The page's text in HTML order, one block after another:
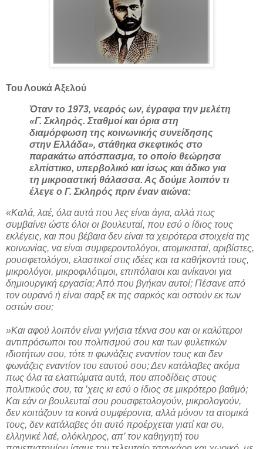
Του Λουκά Αξελού
Όταν το 1973, νεαρός ων, έγραφα την μελέτη
«Γ. Σκληρός. Σταθμοί και όρια στη
διαμόρφωση της κοινωνικής συνείδησης
στην Ελλάδα», στάθηκα σκεφτικός στο
παρακάτω απόσπασμα, το οποίο θεώρησα
ελιτίστικο, υπερβολικό και ίσως και άδικο για
τη μικροαστική θάλασσα. Ας δούμε λοιπόν τι
έλεγε ο Γ. Σκληρός πριν έναν αιώνα:
«Καλά, λαέ, όλα αυτά που λες είναι άγια, αλλά πως
συμβαίνει ώστε όλοι οι βουλευταί, που εσύ ο ίδιος τους
εκλέγεις, και που βέβαια δεν είναι τα χειρότερα στοιχεία της
κοινωνίας, να είναι συμφεροντολόγοι, ατομικισταί, αριβίστες,
ρουσφετολόγοι, ελαστικοί στις ιδέες και τα καθήκοντά τους,
μικρολόγοι, μικροφιλότιμοι, επιπόλαιοι και ανίκανοι για
δημιουργική εργασία;Από που βγήκαν αυτοί; Πέσανε από
τον ουρανό ή είναι σαρξ εκ της σαρκός και οστούν εκ των
οστών σου;
»Και αφού λοιπόν είναι γνήσια τέκνα σου και οι καλύτεροι
αντιπρόσωποι του πολιτισμού σου και των φυλετικών
ιδιοτήτων σου, τότε τι φωνάζεις εναντίον τους και δεν
φωνάζεις εναντίον του εαυτού σου; Δεν κατάλαβες ακόμα
πως όλα τα ελαττώματα αυτά, που αποδίδεις στους
πολιτικούς σου, τα ’χεις κι εσύ ο ίδιος σε μικρότερο βαθμό;
Και εάν οι βουλευταί σου ρουσφετολογούν, μικρολογούν,
δεν κοιτάζουν τα κοινά συμφέροντα, αλλά μόνον τα ατομικά
τους, δεν κατάλαβες ότι αυτό προέρχεται γιατί και συ,
ελληνικέ λαέ, ολόκληρος, απ’ τον καθηγητή του